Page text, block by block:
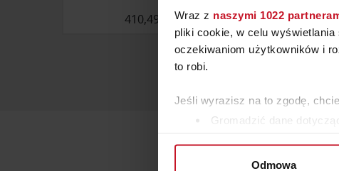
Wraz z naszymi 1022
pliki cookie, w celu
oczekiwaniom użytkowników i
to robi.
Jeśli wyrazisz na to zgodę,
Gromadzić dane
Odmowa
410,49 ZŁ/M²